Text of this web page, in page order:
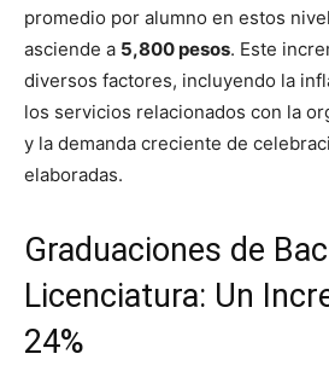
promedio por alumno en estos
asciende a 5,800 pesos. Este
diversos factores, incluyendo la
los servicios relacionados con la
y la demanda creciente de
elaboradas.
Graduaciones de
Licenciatura: Un
24%